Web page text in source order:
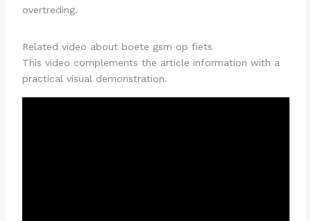
overtreding.
Related video about boete gsm op fiets
This video complements the article information with a
practical visual demonstration.